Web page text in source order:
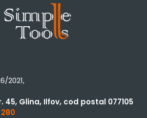
2021,
45, Glina, Ilfov, cod postal 077105